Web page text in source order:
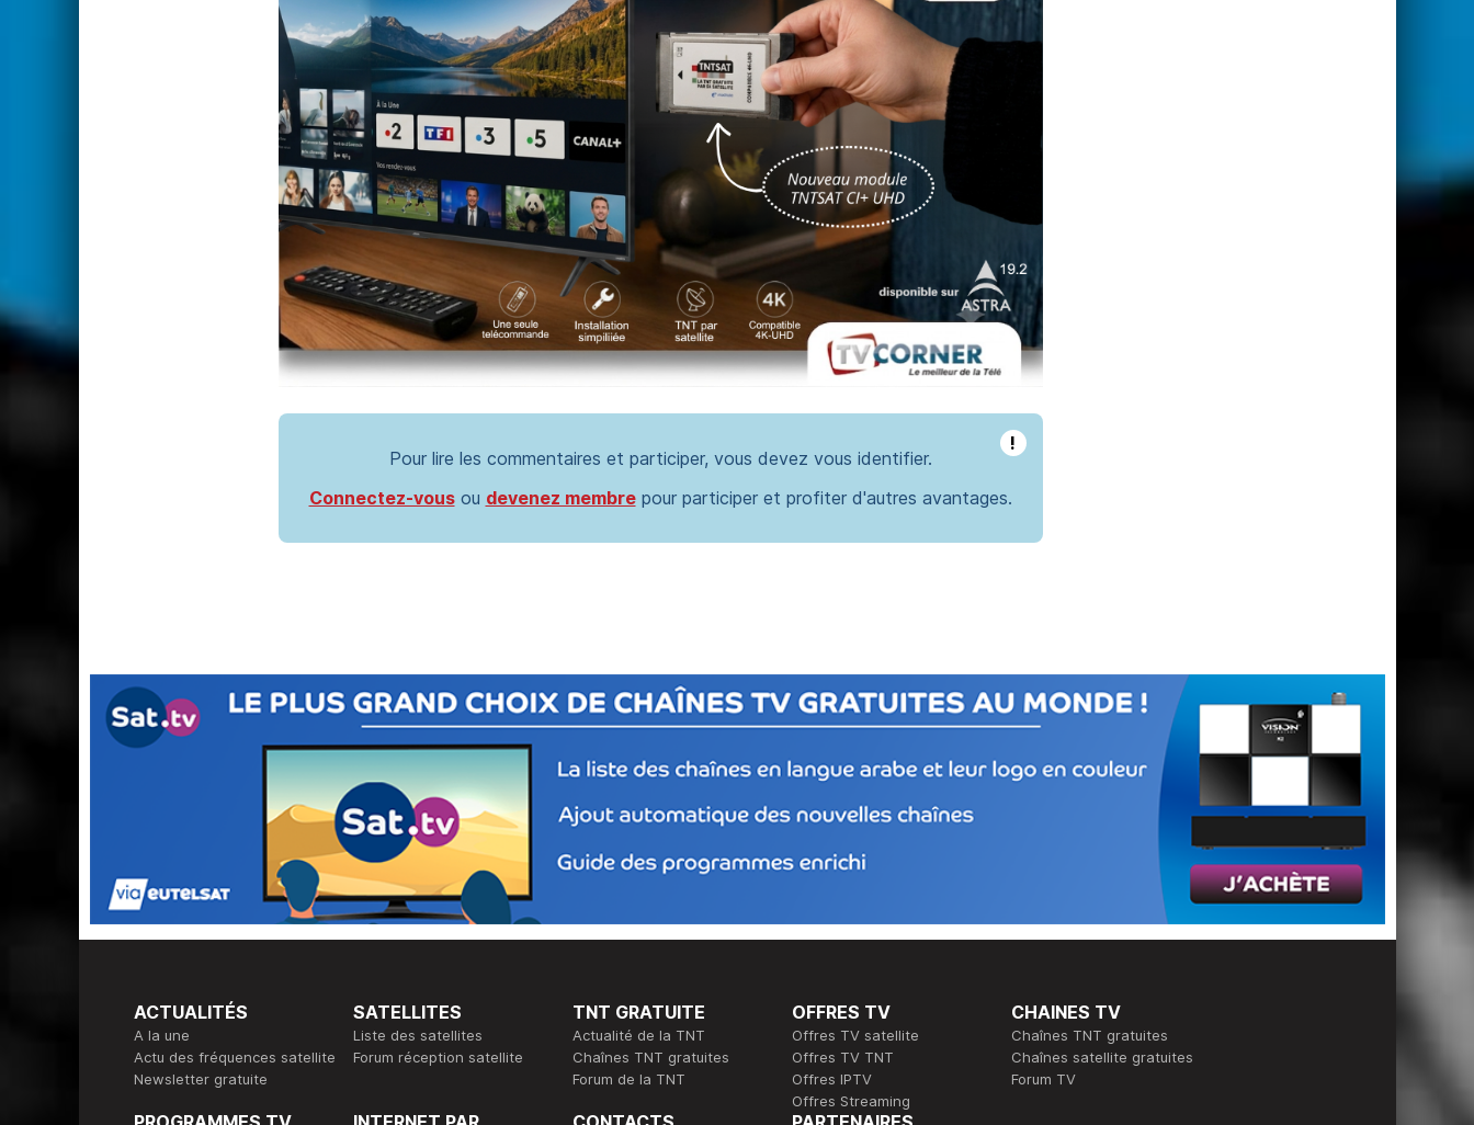
!
Pour lire les commentaires et participer, vous devez vous identifier.
Connectez-vousou devenez membrepour participer et profiter d'autres avantages.
ACTUALITÉS
A la une
Actu des fréquences satellite
Newsletter gratuite
SATELLITES
Liste des satellites
Forum réception satellite
TNT GRATUITE
Actualité de la TNT
Chaînes TNT gratuites
Forum de la TNT
OFFRES TV
Offres TV satellite
Offres TV TNT
Offres IPTV
Offres Streaming
CHAINES TV
Chaînes TNT gratuites
Chaînes satellite gratuites
Forum TV